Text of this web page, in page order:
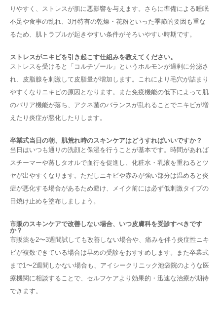
りやすく、ストレスが肌に悪影響を与えます。さらに準備による睡眠
不足や食事の乱れ、3月特有の乾燥・花粉といった季節的要因も重な
るため、肌トラブルが起きやすい条件がそろいやすい時期です。
ストレスがニキビを引き起こす仕組みを教えてください。
ストレスを受けると「コルチゾール」というホルモンが過剰に分泌さ
れ、皮脂腺を刺激して皮脂量が増加します。これにより毛穴が詰まり
やすくなりニキビの原因となります。また免疫機能の低下によって肌
のバリア機能が落ち、アクネ菌のバランスが乱れることでニキビが増
えたり炎症が悪化したりします。
卒業式当日の朝、肌荒れ時のスキンケアはどうすればいいですか？
当日はいつも通りの洗顔と保湿を行うことが基本です。時間があれば
スチーマーや蒸しタオルで血行を促進し、化粧水・乳液を重ねるとツ
ヤが出やすくなります。ただしニキビや赤みが強い部分は温めると炎
症が悪化する場合があるため避け、メイク前には必ず低刺激タイプの
日焼け止めを塗布しましょう。
市販のスキンケアで改善しない場合、いつ皮膚科を受診すべきです
か？
市販薬を2〜3週間試しても改善しない場合や、痛みを伴う炎症性ニキ
ビが複数できている場合は早めの受診をおすすめします。また卒業式
まで1〜2週間しかない場合も、アイシークリニック池袋院のような医
療機関に相談することで、セルフケアより効果的・迅速な治療が期待
できます。